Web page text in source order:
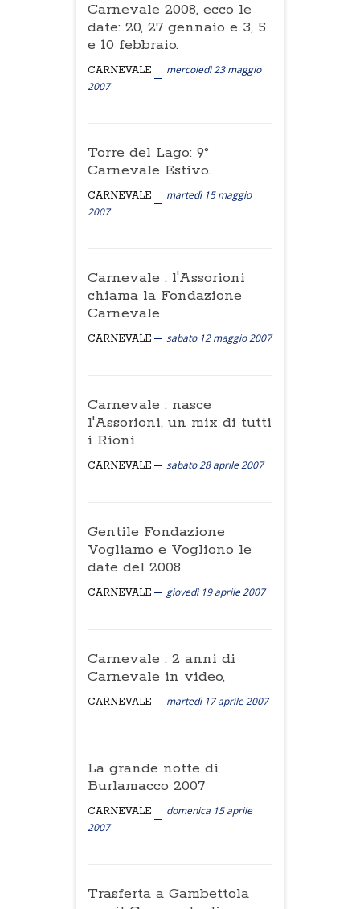
Carnevale 2008, ecco le
date: 20, 27 gennaio e 3, 5
e 10 febbraio.
CARNEVALE
mercoledì 23 maggio
2007
Torre del Lago: 9°
Carnevale Estivo.
CARNEVALE
martedì 15 maggio
2007
Carnevale : l'Assorioni
chiama la Fondazione
Carnevale
CARNEVALE sabato 12 maggio 2007
Carnevale : nasce
l'Assorioni, un mix di tutti
i Rioni
CARNEVALE sabato 28 aprile 2007
Gentile Fondazione
Vogliamo e Vogliono le
date del 2008
CARNEVALE giovedì 19 aprile 2007
Carnevale : 2 anni di
Carnevale in video,
CARNEVALE martedì 17 aprile 2007
La grande notte di
Burlamacco 2007
CARNEVALE
domenica 15 aprile
2007
Trasferta a Gambettola